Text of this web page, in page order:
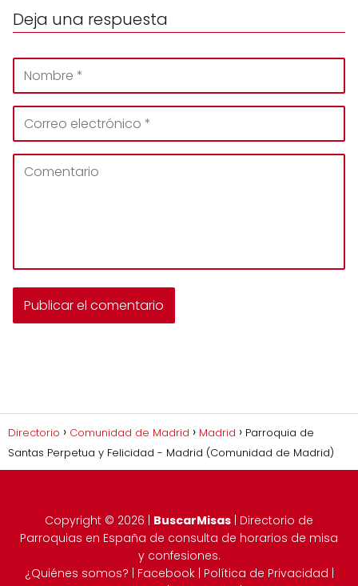
Deja una respuesta
Directorio Comunidad de Madrid Madrid
Parroquia de
Santas Perpetua y Felicidad - Madrid (Comunidad de Madrid)
Copyright © 2026 BuscarMisas | Directorio de
Parroquias en España de consulta de horarios de misa
y confesiones.
¿Quiénes somos?
Facebook| Política de Privacidad